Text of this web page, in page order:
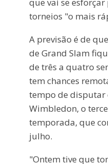
que vai se
torneios "o mais
A previsão é de
de Grand Slam
de três a quatro
tem chances
tempo de disputar
Wimbledon, o
temporada, que
julho.
"Ontem tive que